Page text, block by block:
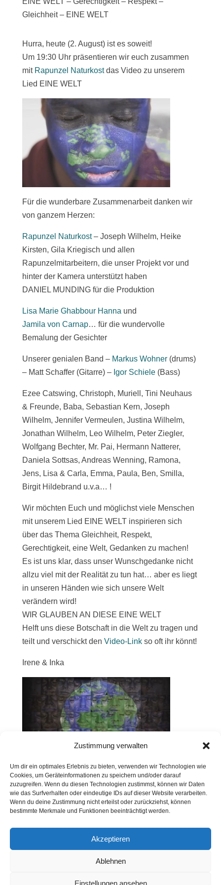
Zustimmung verwalten
Um dir ein optimales Erlebnis zu bieten, verwenden wir Technologien wie
Cookies, um Geräteinformationen zu speichern und/oder darauf
zuzugreifen. Wenn du diesen Technologien zustimmst, können wir Daten
wie das Surfverhalten oder eindeutige IDs auf dieser Website verarbeiten.
Wenn du deine Zustimmung nicht erteilst oder zurückziehst, können
bestimmte Merkmale und Funktionen beeinträchtigt werden.
Akzeptieren
Ablehnen
Einstellungen ansehen
Gleichheit – EINE WELT
Hurra, heute (2. August) ist es soweit!
Um 19:30 Uhr präsentieren wir euch zusammen
mit Rapunzel Naturkostdas Video zu unserem
Lied EINE WELT
Für die wunderbare Zusammenarbeit danken wir
von ganzem Herzen:
Rapunzel Naturkost– Joseph Wilhelm, Heike
Kirsten, Gila Kriegisch und allen
Rapunzelmitarbeitern, die unser Projekt vor und
hinter der Kamera unterstützt haben
DANIEL MUNDING für die Produktion
Lisa Marie Ghabbour Hanna und
Jamila von Carnap… für die wundervolle
Bemalung der Gesichter
Unserer genialen Band – Markus Wohner(drums)
– Matt Schaffer (Gitarre) – Igor Schiele(Bass)
Ezee Catswing, Christoph, Muriell, Tini Neuhaus
& Freunde, Baba, Sebastian Kern, Joseph
Wilhelm, Jennifer Vermeulen, Justina Wilhelm,
Jonathan Wilhelm, Leo Wilhelm, Peter Ziegler,
Wolfgang Bechter, Mr. Pai, Hermann Natterer,
Daniela Sottsas, Andreas Wenning, Ramona,
Jens, Lisa & Carla, Emma, Paula, Ben, Smilla,
Birgit Hildebrand u.v.a… !
Wir möchten Euch und möglichst viele Menschen
mit unserem Lied EINE WELT inspirieren sich
über das Thema Gleichheit, Respekt,
Gerechtigkeit, eine Welt, Gedanken zu machen!
Es ist uns klar, dass unser Wunschgedanke nicht
allzu viel mit der Realität zu tun hat… aber es liegt
in unseren Händen wie sich unsere Welt
verändern wird!
WIR GLAUBEN AN DIESE EINE WELT
Helft uns diese Botschaft in die Welt zu tragen und
teilt und verschickt den Video-Linkso oft ihr könnt!
Irene & Inka
Kontakt Presse Impressum
Haftung
Widerruf
Webdesign: 2024 by Markus Komposch
© Copyright 2024 by www.vivid-curls.de - All rights